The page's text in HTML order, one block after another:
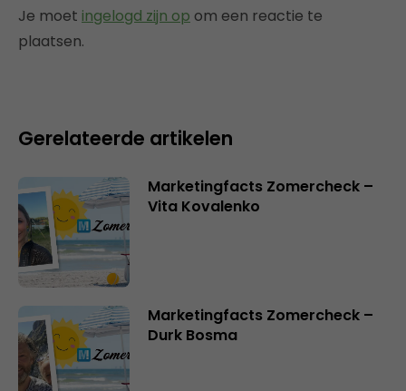
Je moet ingelogd zijn op om een reactie te
plaatsen.
Gerelateerde artikelen
Marketingfacts Zomercheck –
Vita Kovalenko
Marketingfacts Zomercheck –
Durk Bosma